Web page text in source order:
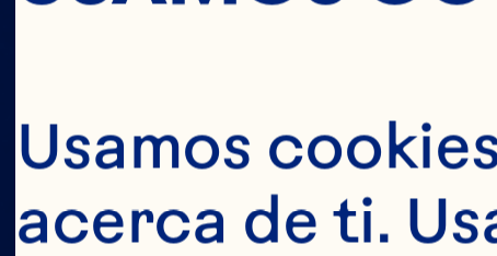
Usamos
acerca de ti.